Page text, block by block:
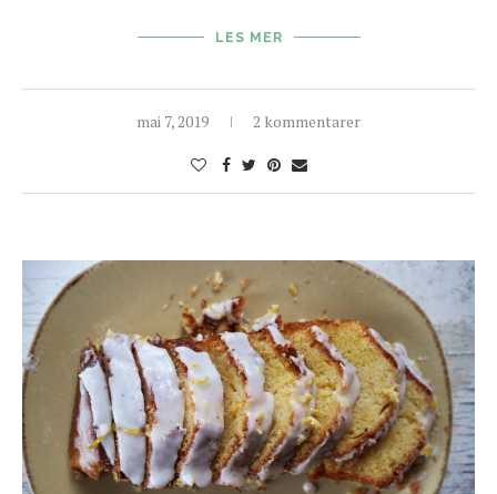
LES MER
mai 7, 2019 2 kommentarer